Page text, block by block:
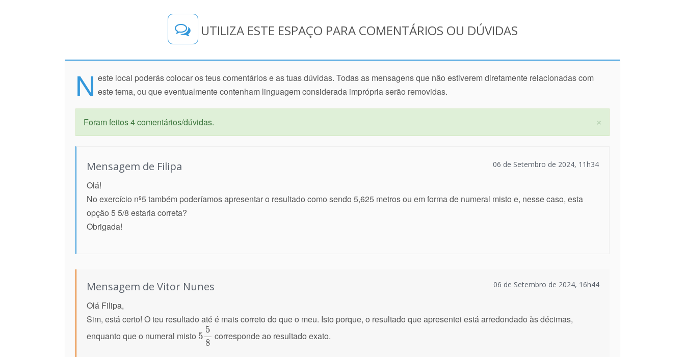
UTILIZA ESTE ESPAÇO PARA COMENTÁRIOS OU DÚVIDAS
N este local poderás colocar os teus comentários e as tuas dúvidas. Todas as mensagens que não estiverem diretamente relacionadas com
este tema, ou que eventualmente contenham linguagem considerada imprópria serão removidas.
×
Foram feitos 4 comentários/dúvidas.
06 de Setembro de 2024, 11h34
Mensagem de Filipa
Olá!
No exercício nº5 também poderíamos apresentar o resultado como sendo 5,625 metros ou em forma de numeral misto e, nesse caso, esta
opção 5 5/8 estaria correta?
Obrigada!
06 de Setembro de 2024, 16h44
Mensagem de Vitor Nunes
Olá Filipa,
Sim, está certo! O teu resultado até é mais correto do que o meu. Isto porque, o resultado que apresentei está arredondado às décimas,
enquanto que o numeral misto
corresponde ao resultado exato.